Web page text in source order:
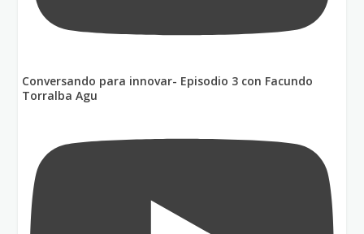
Conversando para innovar- Episodio 3 con Facundo
Torralba Agu